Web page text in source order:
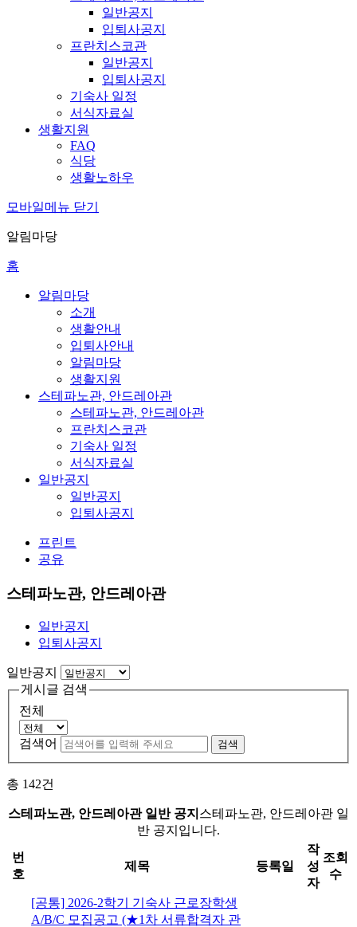
일반공지
입퇴사공지
프란치스코관
일반공지
입퇴사공지
기숙사 일정
서식자료실
생활지원
FAQ
식당
생활노하우
모바일메뉴 닫기
알림마당
홈
알림마당
소개
생활안내
입퇴사안내
알림마당
생활지원
스테파노관, 안드레아관
스테파노관, 안드레아관
프란치스코관
기숙사 일정
서식자료실
일반공지
일반공지
입퇴사공지
프린트
공유
스테파노관, 안드레아관
일반공지
입퇴사공지
일반공지
게시글 검색
전체
검색어 검색
총 142건
스테파노관, 안드레아관 일반 공지 스테파노관, 안드레아관 일
반 공지입니다.
번
호
제목 등록일
작
성
자
조회
수
[공통] 2026-2학기 기숙사 근로장학생
A/B/C 모집공고 (★1차 서류합격자 관